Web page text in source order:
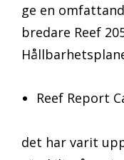
ge en
bredare Reef
Reef Report
det har varit